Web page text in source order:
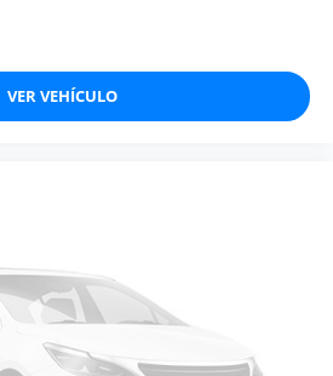
VER VEHÍCULO